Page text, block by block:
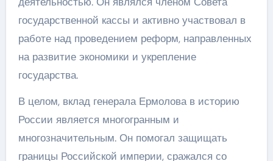
государственной кассы и активно участвовал в
работе над проведением реформ, направленных
на развитие экономики и укрепление
государства.
В целом, вклад генерала Ермолова в историю
России является многогранным и
многозначительным. Он помогал защищать
границы Российской империи, сражался со